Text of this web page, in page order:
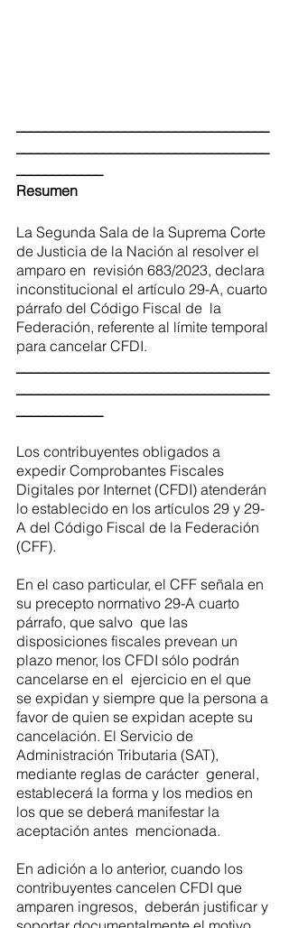
Resumen
La Segunda Sala de la Suprema Corte
de Justicia de la Nación al resolver el
amparo en  revisión 683/2023, declara
inconstitucional el artículo 29-A, cuarto
párrafo del Código Fiscal de  la
Federación, referente al límite temporal
para cancelar CFDI.
Los contribuyentes obligados a
expedir Comprobantes Fiscales
Digitales por Internet (CFDI) atenderán
lo establecido en los artículos 29 y 29-
A del Código Fiscal de la Federación
(CFF).
En el caso particular, el CFF señala en
su precepto normativo 29-A cuarto
párrafo, que salvo  que las
disposiciones fiscales prevean un
plazo menor, los CFDI sólo podrán
cancelarse en el  ejercicio en el que
se expidan y siempre que la persona a
favor de quien se expidan acepte su
cancelación. El Servicio de
Administración Tributaria (SAT),
mediante reglas de carácter  general,
establecerá la forma y los medios en
los que se deberá manifestar la
aceptación antes  mencionada.
En adición a lo anterior, cuando los
contribuyentes cancelen CFDI que
amparen ingresos,  deberán justificar y